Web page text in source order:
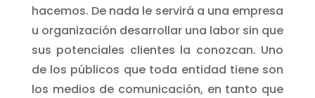
hacemos. De nada le servirá a una empresa
u organización desarrollar una labor sin que
sus potenciales clientes la conozcan. Uno
de los públicos que toda entidad tiene son
los medios de comunicación, en tanto que